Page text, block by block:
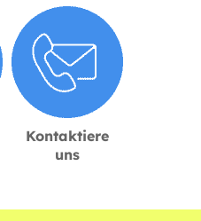
Kontaktiere
uns